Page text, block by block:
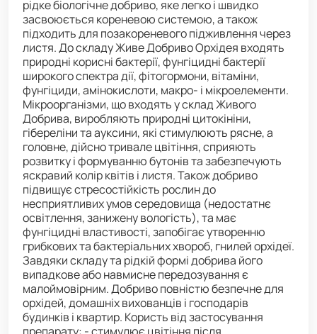
рідке біологічне добриво, яке легко і швидко
засвоюється кореневою системою, а також
підходить для позакореневого підживлення через
листя. До складу Живе Добриво Орхідея входять
природні корисні бактерії, фунгіцидні бактерії
широкого спектра дії, фітогормони, вітаміни,
фунгіциди, амінокислоти, макро- і мікроелементи.
Мікроорганізми, що входять у склад Живого
Добрива, виробляють природні цитокініни,
гібереліни та ауксини, які стимулюють рясне, а
головне, дійсно тривале цвітіння, сприяють
розвитку і формуванню бутонів та забезпечують
яскравий колір квітів і листя. Також добриво
підвищує стресостійкість рослин до
несприятливих умов середовища (недостатнє
освітлення, занижену вологість), та має
фунгіцидні властивості, запобігає утворенню
грибкових та бактеріальних хвороб, гнилей орхідеї.
Завдяки складу та рідкій формі добрива його
випадкове або навмисне передозування є
малоймовірним. Добриво повністю безпечне для
орхідей, домашніх вихованців і господарів
будинків і квартир. Користь від застосування